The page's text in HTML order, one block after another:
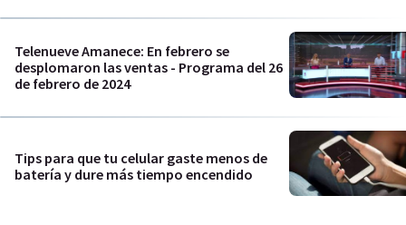
Telenueve Amanece: En febrero se
desplomaron las ventas - Programa del 26
de febrero de 2024
Tips para que tu celular gaste menos de
batería y dure más tiempo encendido